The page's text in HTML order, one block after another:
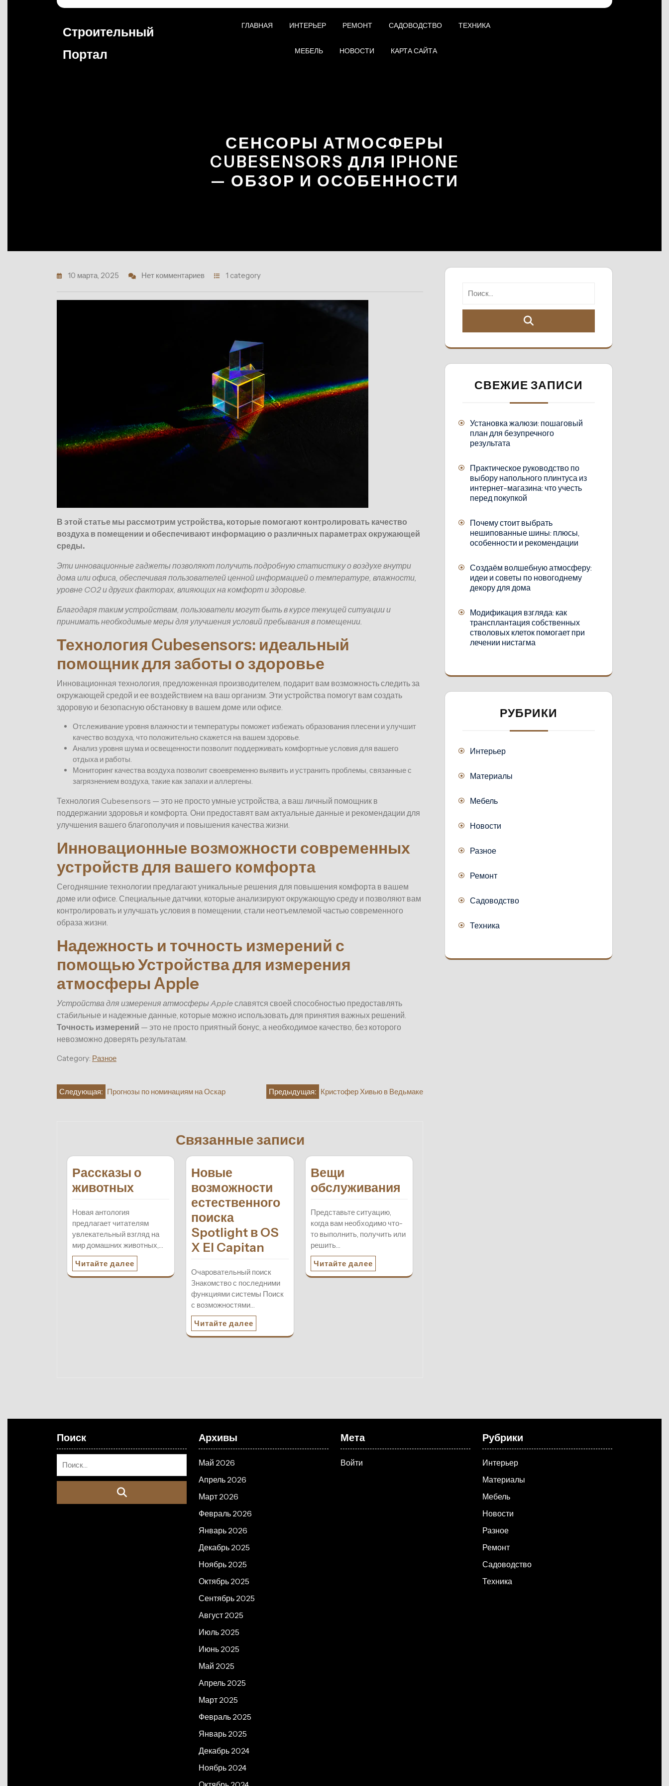
Строительный
Портал
ГЛАВНАЯ ИНТЕРЬЕР РЕМОНТ САДОВОДСТВО ТЕХНИКА
МЕБЕЛЬ НОВОСТИ КАРТА САЙТА
СЕНСОРЫ АТМОСФЕРЫ
CUBESENSORS ДЛЯ IPHONE
— ОБЗОР И ОСОБЕННОСТИ
10 марта, 2025 Нет комментариев 1 category
В этой статье мы рассмотрим устройства, которые помогают контролировать качество
воздуха в помещении и обеспечивают информацию о различных параметрах окружающей
среды.
Эти инновационные гаджеты позволяют получить подробную статистику о воздухе внутри
дома или офиса, обеспечивая пользователей ценной информацией о температуре, влажности,
уровне CO2 и других факторах, влияющих на комфорт и здоровье.
Благодаря таким устройствам, пользователи могут быть в курсе текущей ситуации и
принимать необходимые меры для улучшения условий пребывания в помещении.
Технология Cubesensors: идеальный
помощник для заботы о здоровье
Инновационная технология, предложенная производителем, подарит вам возможность следить за
окружающей средой и ее воздействием на ваш организм. Эти устройства помогут вам создать
здоровую и безопасную обстановку в вашем доме или офисе.
Отслеживание уровня влажности и температуры поможет избежать образования плесени и улучшит
качество воздуха, что положительно скажется на вашем здоровье.
Анализ уровня шума и освещенности позволит поддерживать комфортные условия для вашего
отдыха и работы.
Мониторинг качества воздуха позволит своевременно выявить и устранить проблемы, связанные с
загрязнением воздуха, такие как запахи и аллергены.
Технология Cubesensors — это не просто умные устройства, а ваш личный помощник в
поддержании здоровья и комфорта. Они предоставят вам актуальные данные и рекомендации для
улучшения вашего благополучия и повышения качества жизни.
Инновационные возможности современных
устройств для вашего комфорта
Сегодняшние технологии предлагают уникальные решения для повышения комфорта в вашем
доме или офисе. Специальные датчики, которые анализируют окружающую среду и позволяют вам
контролировать и улучшать условия в помещении, стали неотъемлемой частью современного
образа жизни.
Надежность и точность измерений с
помощью Устройства для измерения
атмосферы Apple
Устройства для измерения атмосферы Appleславятся своей способностью предоставлять
стабильные и надежные данные, которые можно использовать для принятия важных решений.
Точность измерений — это не просто приятный бонус, а необходимое качество, без которого
невозможно доверять результатам.
Category: Разное
Навигация
Предыдущая: Кристофер Хивью в Ведьмаке
Следующая: Прогнозы по номинациям на Оскар
Связанные записи
Рассказы о
животных
Новая антология
предлагает читателям
увлекательный взгляд на
мир домашних животных,…
Читайте далее
Новые
возможности
естественного
поиска
Spotlight в OS
X El Capitan
Очаровательный поиск
Знакомство с последними
функциями системы Поиск
с возможностями…
Читайте далее
Вещи
обслуживания
Представьте ситуацию,
когда вам необходимо что-
то выполнить, получить или
решить…
Читайте далее
СВЕЖИЕ ЗАПИСИ
Установка жалюзи: пошаговый
план для безупречного
результата
Практическое руководство по
выбору напольного плинтуса из
интернет-магазина: что учесть
перед покупкой
Почему стоит выбрать
нешипованные шины: плюсы,
особенности и рекомендации
Создаём волшебную атмосферу:
идеи и советы по новогоднему
декору для дома
Модификация взгляда: как
трансплантация собственных
стволовых клеток помогает при
лечении нистагма
РУБРИКИ
Интерьер
Материалы
Мебель
Новости
Разное
Ремонт
Садоводство
Техника
Поиск Архивы
Май 2026
Апрель 2026
Март 2026
Февраль 2026
Январь 2026
Декабрь 2025
Ноябрь 2025
Октябрь 2025
Сентябрь 2025
Август 2025
Июль 2025
Июнь 2025
Май 2025
Апрель 2025
Март 2025
Февраль 2025
Январь 2025
Декабрь 2024
Ноябрь 2024
Мета
Войти
Рубрики
Интерьер
Материалы
Мебель
Новости
Разное
Ремонт
Садоводство
Техника